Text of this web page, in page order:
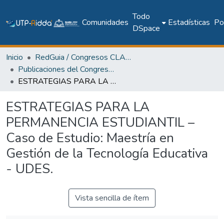
Comunidades
Todo
DSpace
Estadísticas
Inicio
RedGuia / Congresos CLABES
Publicaciones del Congreso Internacional CLABES
ESTRATEGIAS PARA LA PERMANENCIA ESTUDIANTIL – Caso de Estudio: Maestría en Gestión de la Tecnología Educativa - UDES.
ESTRATEGIAS PARA LA
PERMANENCIA ESTUDIANTIL –
Caso de Estudio: Maestría en
Gestión de la Tecnología Educativa
- UDES.
Vista sencilla de ítem